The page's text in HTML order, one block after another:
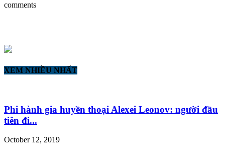
comments
XEM NHIỀU NHẤT
Phi hành gia huyền thoại Alexei Leonov: người đầu
tiên đi...
October 12, 2019